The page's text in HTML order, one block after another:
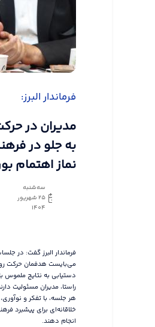
فرماندار البرز:
مدیران در
به جلو در
نماز اهتمام
سه‌شنبه
25 شهریور
1404
فرماندار البرز گفت: در
می‌بایست هدفمان حرکت
دستیابی به نتایج ملموس
راستا، مدیران مسئولیت
هر جلسه، با تفکر و
خلاقانه‌ای برای پیشبرد
انجام دهند.